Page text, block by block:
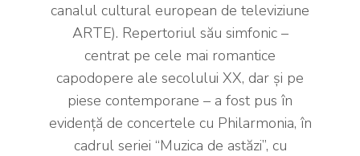
canalul cultural european de televiziune
ARTE). Repertoriul său simfonic –
centrat pe cele mai romantice
capodopere ale secolului XX, dar și pe
piese contemporane – a fost pus în
evidență de concertele cu Philarmonia, în
cadrul seriei “Muzica de astăzi”, cu